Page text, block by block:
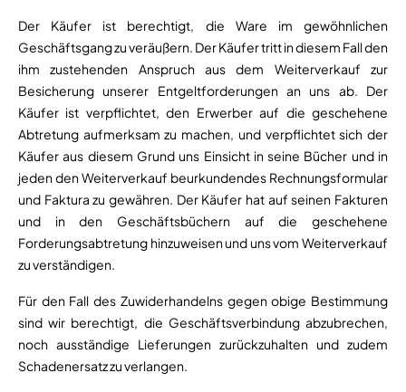
Der Käufer ist berechtigt, die Ware im gewöhnlichen
Geschäftsgang zu veräußern. Der Käufer tritt in diesem Fall den
ihm zustehenden Anspruch aus dem Weiterverkauf zur
Besicherung unserer Entgeltforderungen an uns ab. Der
Käufer ist verpflichtet, den Erwerber auf die geschehene
Abtretung aufmerksam zu machen, und verpflichtet sich der
Käufer aus diesem Grund uns Einsicht in seine Bücher und in
jeden den Weiterverkauf beurkundendes Rechnungsformular
und Faktura zu gewähren. Der Käufer hat auf seinen Fakturen
und in den Geschäftsbüchern auf die geschehene
Forderungsabtretung hinzuweisen und uns vom Weiterverkauf
zu verständigen.
Für den Fall des Zuwiderhandelns gegen obige Bestimmung
sind wir berechtigt, die Geschäftsverbindung abzubrechen,
noch ausständige Lieferungen zurückzuhalten und zudem
Schadenersatz zu verlangen.